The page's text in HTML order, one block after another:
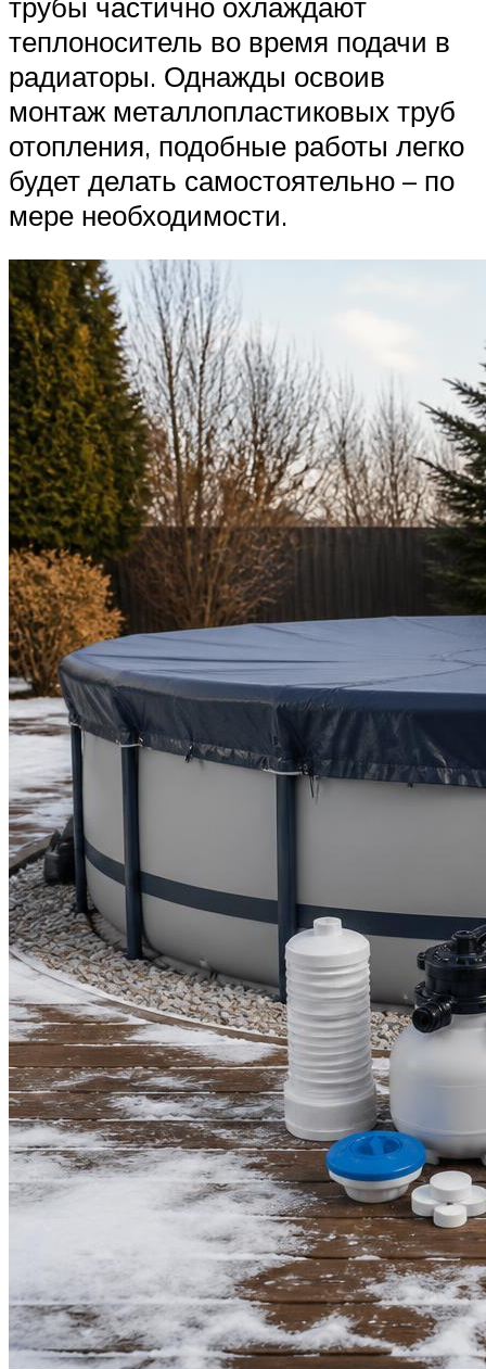
теплоноситель во время подачи в
радиаторы. Однажды освоив
монтаж металлопластиковых труб
отопления, подобные работы легко
будет делать самостоятельно – по
мере необходимости.